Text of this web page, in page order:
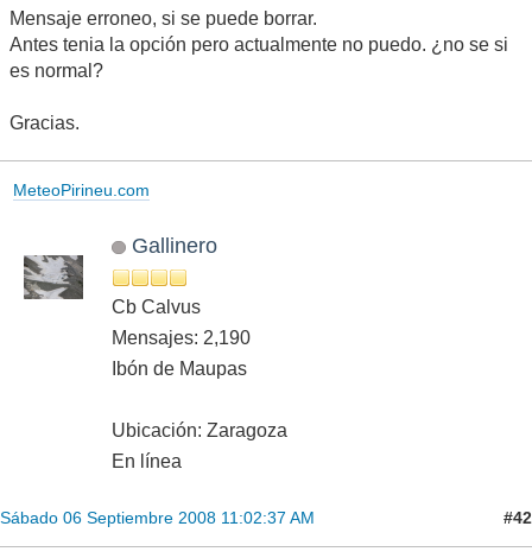
Mensaje erroneo, si se puede borrar.
Antes tenia la opción pero actualmente no puedo. ¿no se si
es normal?
Gracias.
MeteoPirineu.com
Gallinero
Cb Calvus
Mensajes: 2,190
Ibón de Maupas
Ubicación: Zaragoza
En línea
Sábado 06 Septiembre 2008 11:02:37 AM #42